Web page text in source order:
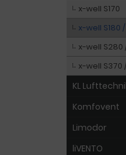
x-well S170
x-well S180
x-well S280
x-well S370
KL
Komfovent
Limodor
liVENTO